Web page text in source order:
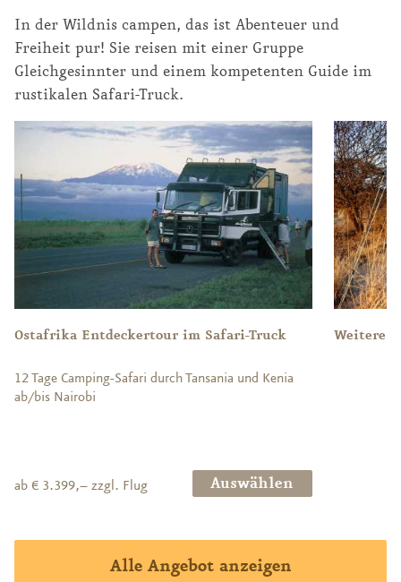
In der Wildnis campen, das ist Abenteuer und
Freiheit pur! Sie reisen mit einer Gruppe
Gleichgesinnter und einem kompetenten Guide im
rustikalen Safari-Truck.
Ostafrika Entdeckertour im Safari-Truck
12 Tage Camping-Safari durch Tansania und Kenia
ab/bis Nairobi
ab € 3.399,– zzgl. Flug Auswählen
Weitere
Alle Angebot anzeigen